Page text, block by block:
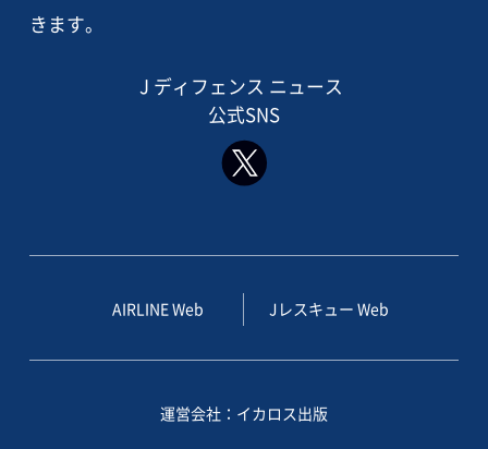
きます。
J ディフェンス ニュース
公式SNS
AIRLINE Web Jレスキュー Web
運営会社：イカロス出版